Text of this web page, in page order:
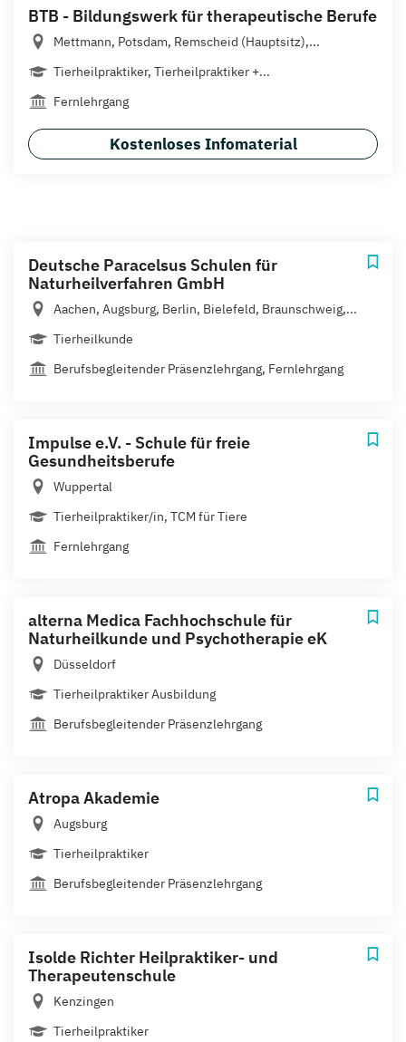
BTB - Bildungswerk für therapeutische Berufe
Mettmann, Potsdam, Remscheid (Hauptsitz),...
Tierheilpraktiker, Tierheilpraktiker +...
Fernlehrgang
Kostenloses Infomaterial
Deutsche Paracelsus Schulen für
Naturheilverfahren GmbH
Aachen, Augsburg, Berlin, Bielefeld, Braunschweig,...
Tierheilkunde
Berufsbegleitender Präsenzlehrgang, Fernlehrgang
Impulse e.V. - Schule für freie
Gesundheitsberufe
Wuppertal
Tierheilpraktiker/in, TCM für Tiere
Fernlehrgang
alterna Medica Fachhochschule für
Naturheilkunde und Psychotherapie eK
Düsseldorf
Tierheilpraktiker Ausbildung
Berufsbegleitender Präsenzlehrgang
Atropa Akademie
Augsburg
Tierheilpraktiker
Berufsbegleitender Präsenzlehrgang
Isolde Richter Heilpraktiker- und
Therapeutenschule
Kenzingen
Tierheilpraktiker